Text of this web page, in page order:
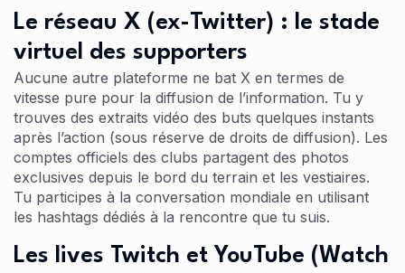
Le réseau X (ex-Twitter) : le stade
virtuel des supporters
Aucune autre plateforme ne bat X en termes de
vitesse pure pour la diffusion de l’information. Tu y
trouves des extraits vidéo des buts quelques instants
après l’action (sous réserve de droits de diffusion). Les
comptes officiels des clubs partagent des photos
exclusives depuis le bord du terrain et les vestiaires.
Tu participes à la conversation mondiale en utilisant
les hashtags dédiés à la rencontre que tu suis.
Les lives Twitch et YouTube (Watch